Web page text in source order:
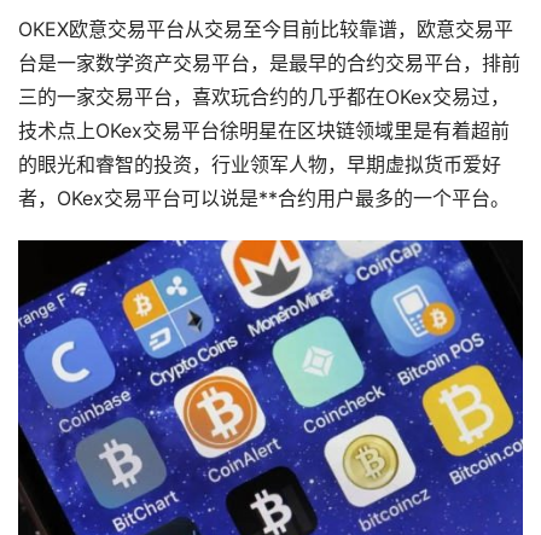
OKEX欧意交易平台从交易至今目前比较靠谱，欧意交易平
台是一家数学资产交易平台，是最早的合约交易平台，排前
三的一家交易平台，喜欢玩合约的几乎都在OKex交易过，
技术点上OKex交易平台徐明星在区块链领域里是有着超前
的眼光和睿智的投资，行业领军人物，早期虚拟货币爱好
者，OKex交易平台可以说是**合约用户最多的一个平台。